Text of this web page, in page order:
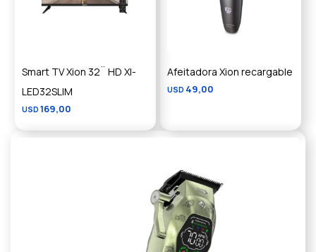
Smart TV Xion 32¨ HD XI-
LED32SLIM
USD 169,00
Afeitadora Xion recargable
USD 49,00